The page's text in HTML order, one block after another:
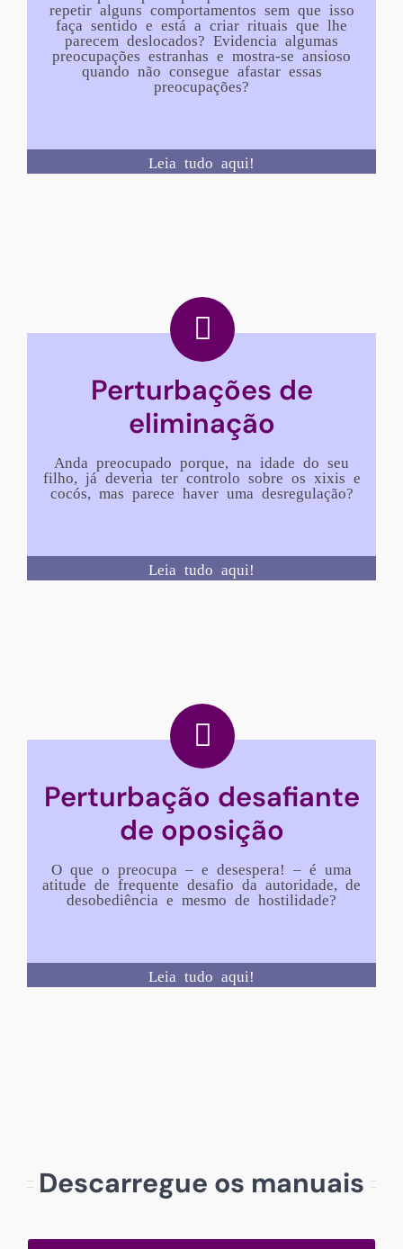
repetir alguns comportamentos sem que isso
faça sentido e está a criar rituais que lhe
parecem deslocados? Evidencia algumas
preocupações estranhas e mostra-se ansioso
quando não consegue afastar essas
preocupações?
Leia tudo aqui!
Perturbações de
eliminação
Anda preocupado porque, na idade do seu
filho, já deveria ter controlo sobre os xixis e
cocós, mas parece haver uma desregulação?
Leia tudo aqui!
Perturbação desafiante
de oposição
O que o preocupa – e desespera! – é uma
atitude de frequente desafio da autoridade, de
desobediência e mesmo de hostilidade?
Leia tudo aqui!
Descarregue os manuais